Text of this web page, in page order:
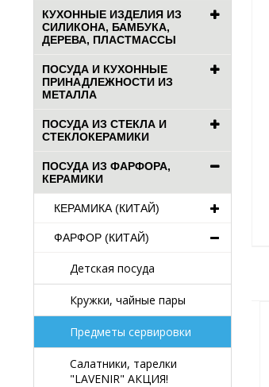
КУХОННЫЕ ИЗДЕЛИЯ ИЗ
СИЛИКОНА, БАМБУКА,
ДЕРЕВА, ПЛАСТМАССЫ
ПОСУДА И КУХОННЫЕ
ПРИНАДЛЕЖНОСТИ ИЗ
МЕТАЛЛА
ПОСУДА ИЗ СТЕКЛА И
СТЕКЛОКЕРАМИКИ
ПОСУДА ИЗ ФАРФОРА,
КЕРАМИКИ
КЕРАМИКА (КИТАЙ)
ФАРФОР (КИТАЙ)
Детская посуда
Кружки, чайные пары
Предметы сервировки
Салатники, тарелки
"LAVENIR" АКЦИЯ!